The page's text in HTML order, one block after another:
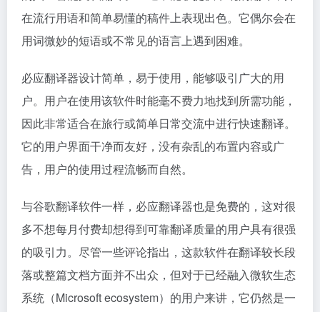
在流行用语和简单易懂的稿件上表现出色。它偶尔会在
用词微妙的短语或不常见的语言上遇到困难。
必应翻译器设计简单，易于使用，能够吸引广大的用
户。用户在使用该软件时能毫不费力地找到所需功能，
因此非常适合在旅行或简单日常交流中进行快速翻译。
它的用户界面干净而友好，没有杂乱的布置内容或广
告，用户的使用过程流畅而自然。
与谷歌翻译软件一样，必应翻译器也是免费的，这对很
多不想每月付费却想得到可靠翻译质量的用户具有很强
的吸引力。尽管一些评论指出，这款软件在翻译较长段
落或整篇文档方面并不出众，但对于已经融入微软生态
系统（Microsoft ecosystem）的用户来讲，它仍然是一